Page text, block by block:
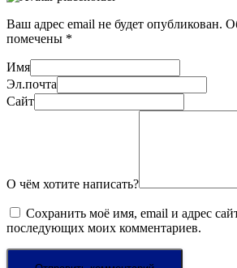
Ваш адрес email не будет опубликован.
помечены *
Имя
Эл.почта
Сайт
О чём хотите написать?
Сохранить моё имя, email и адрес
последующих моих комментариев.